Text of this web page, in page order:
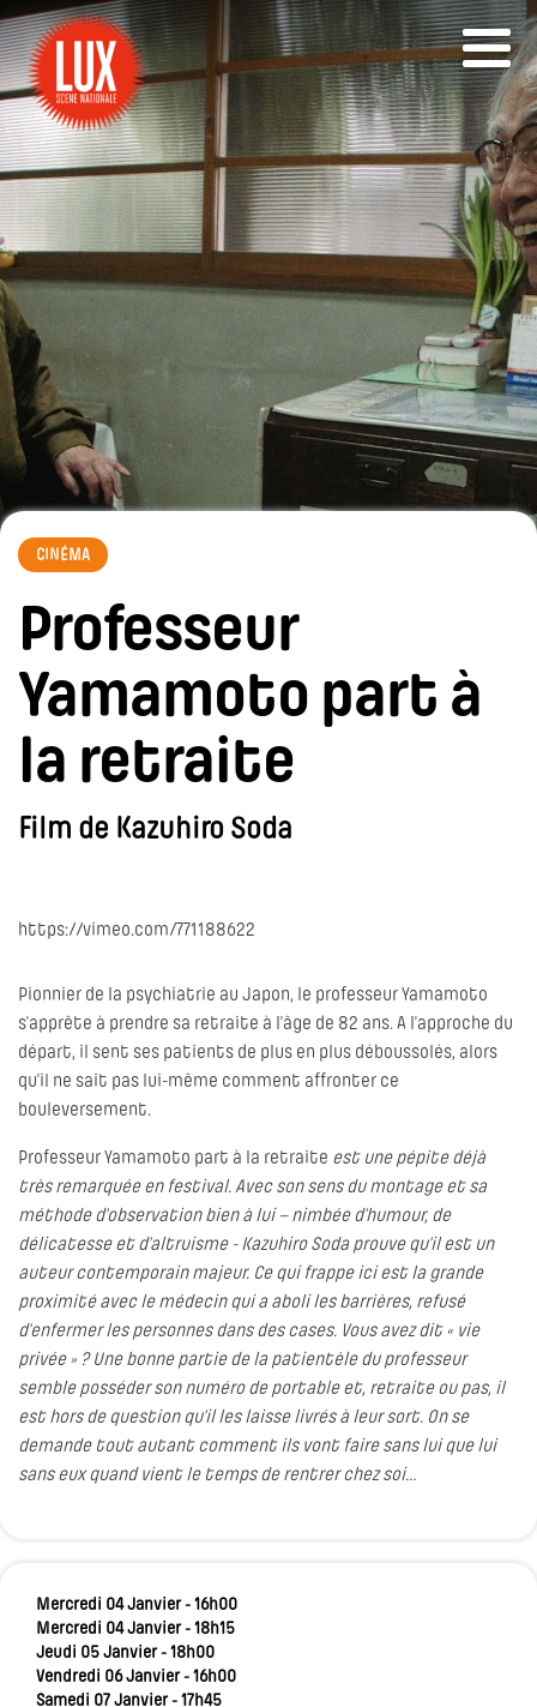
CINÉMA
Professeur
Yamamoto part à
la retraite
Film de Kazuhiro Soda
https://vimeo.com/771188622
Pionnier de la psychiatrie au Japon, le professeur Yamamoto
s’apprête à prendre sa retraite à l’âge de 82 ans. A l’approche du
départ, il sent ses patients de plus en plus déboussolés, alors
qu’il ne sait pas lui-même comment affronter ce
bouleversement.
Professeur Yamamoto part à la retraite est une pépite déjà
très remarquée en festival. Avec son sens du montage et sa
méthode d’observation bien à lui – nimbée d’humour, de
délicatesse et d’altruisme - Kazuhiro Soda prouve qu’il est un
auteur contemporain majeur. Ce qui frappe ici est la grande
proximité avec le médecin qui a aboli les barrières, refusé
d’enfermer les personnes dans des cases. Vous avez dit « vie
privée » ? Une bonne partie de la patientèle du professeur
semble posséder son numéro de portable et, retraite ou pas, il
est hors de question qu’il les laisse livrés à leur sort. On se
demande tout autant comment ils vont faire sans lui que lui
sans eux quand vient le temps de rentrer chez soi…
Mercredi 04 Janvier - 16h00
Mercredi 04 Janvier - 18h15
Jeudi 05 Janvier - 18h00
Vendredi 06 Janvier - 16h00
Samedi 07 Janvier - 17h45